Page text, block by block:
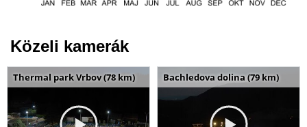
Közeli kamerák
Thermal park Vrbov (78 km) Bachledova dolina (79 km)